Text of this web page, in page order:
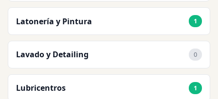
Latonería y Pintura 1
Lavado y Detailing 0
Lubricentros 1